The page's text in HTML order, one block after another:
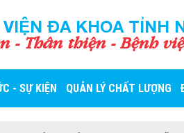
VIỆN ĐA KHOA TỈNH
- Thân thiện - Bệnh
- SỰ KIỆN QUẢN LÝ CHẤT LƯỢNG